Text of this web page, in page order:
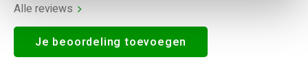
Alle reviews
Je beoordeling toevoegen